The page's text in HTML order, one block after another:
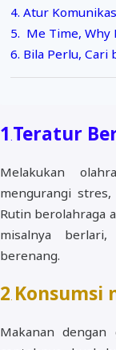
4. Atur
5. Me Time, Why
6. Bila Perlu, Cari
1 .Teratur
Melakukan
mengurangi
Rutin berolahraga
misalnya
berenang.
2. Konsumsi
Makanan